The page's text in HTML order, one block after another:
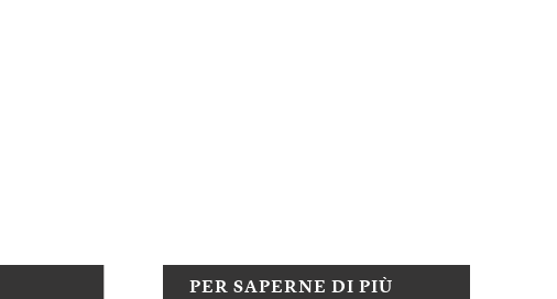
PER SAPERNE DI PIÙ